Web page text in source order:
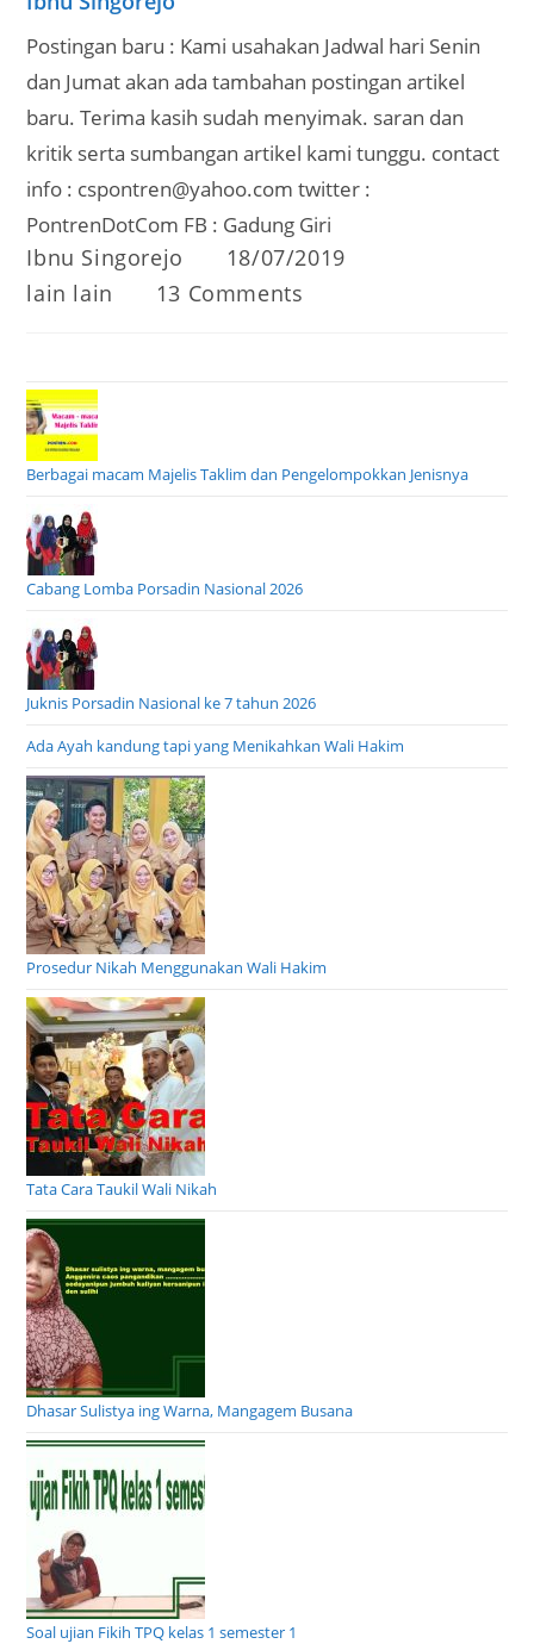
Postingan baru : Kami usahakan Jadwal hari Senin
dan Jumat akan ada tambahan postingan artikel
baru. Terima kasih sudah menyimak. saran dan
kritik serta sumbangan artikel kami tunggu. contact
info : cspontren@yahoo.com twitter :
PontrenDotCom FB : Gadung Giri
Post
Ibnu Singorejo
Post
18/07/2019
Post
lain lain
Post
13 Comments
Berbagai macam Majelis Taklim dan Pengelompokkan Jenisnya
Cabang Lomba Porsadin Nasional 2026
Juknis Porsadin Nasional ke 7 tahun 2026
Ada Ayah kandung tapi yang Menikahkan Wali Hakim
Prosedur Nikah Menggunakan Wali Hakim
Tata Cara Taukil Wali Nikah
Dhasar Sulistya ing Warna, Mangagem Busana
Soal ujian Fikih TPQ kelas 1 semester 1